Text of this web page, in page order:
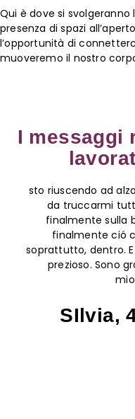
Qui è dove si
presenza di spazi
l’opportunità di
muoveremo il nostro
I messaggi
sto riuscendo ad
da truccarmi
finalmente sulla
finalmente ció
soprattutto, dentro.
prezioso. Sono
SIlvia,